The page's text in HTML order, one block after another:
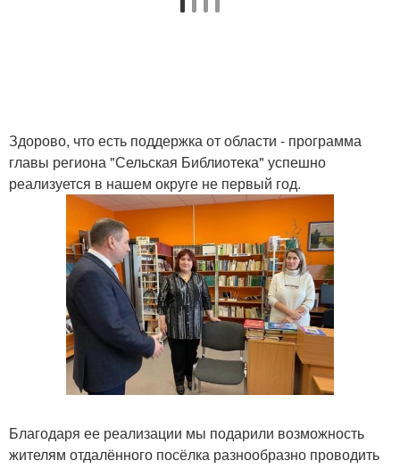
Здорово, что есть поддержка от области - программа
главы региона "Сельская Библиотека" успешно
реализуется в нашем округе не первый год.
Благодаря ее реализации мы подарили возможность
жителям отдалённого посёлка разнообразно проводить